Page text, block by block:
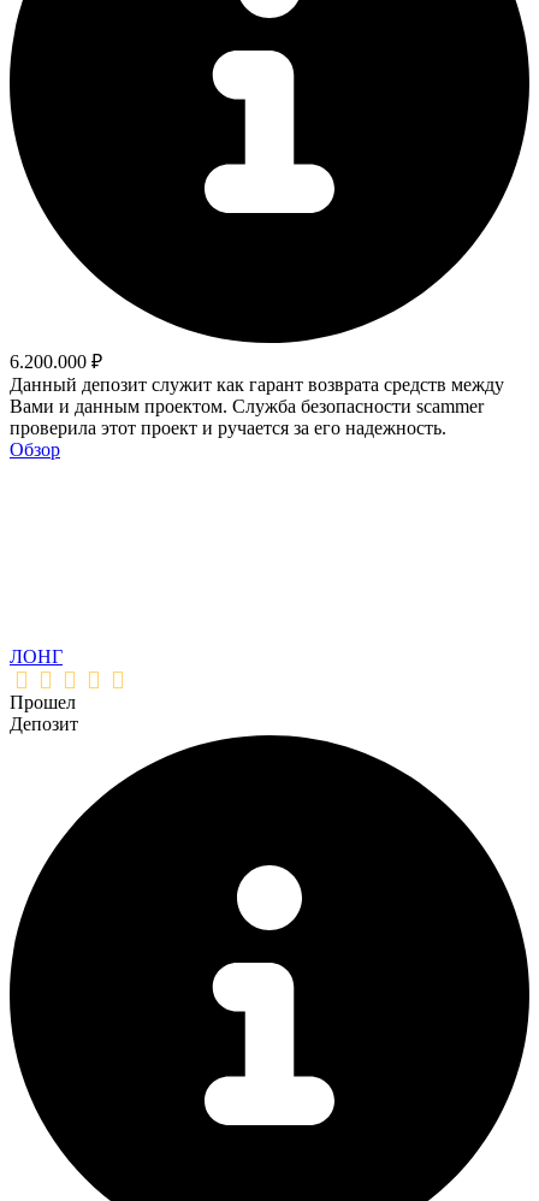
6.200.000 ₽
Данный депозит служит как гарант возврата средств между
Вами и данным проектом. Служба безопасности scammer
проверила этот проект и ручается за его надежность.
Обзор
ЛОНГ
Прошел
Депозит